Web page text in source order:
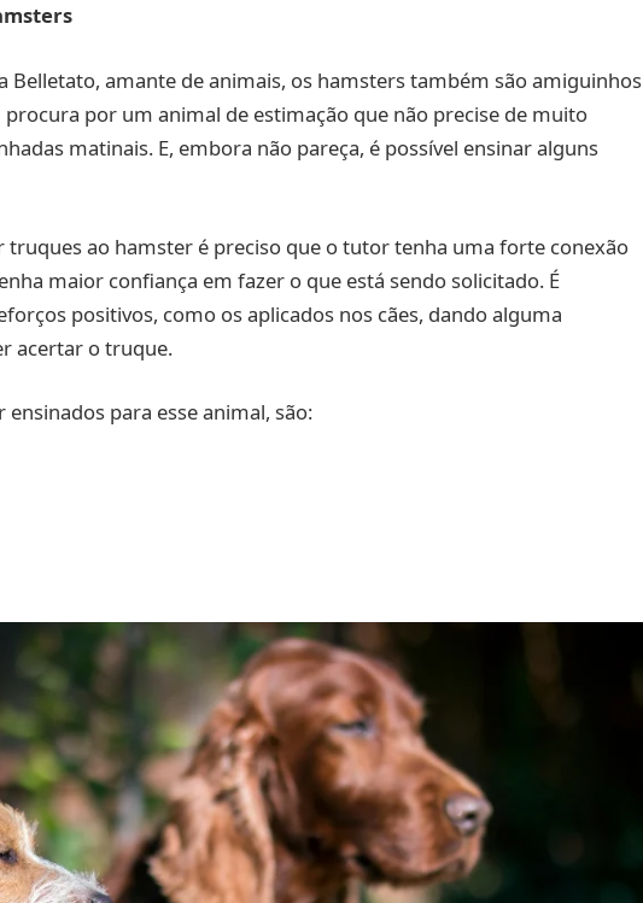
Belletato, amante de animais, os hamsters também são amiguinhos
por um animal de estimação que não precise de muito
matinais. E, embora não pareça, é possível ensinar alguns
truques ao hamster é preciso que o tutor tenha uma forte conexão
maior confiança em fazer o que está sendo solicitado. É
positivos, como os aplicados nos cães, dando alguma
acertar o truque.
para esse animal, são: